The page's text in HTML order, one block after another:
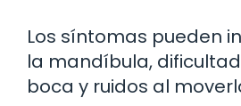
Los síntomas pueden
la mandíbula,
boca y ruidos al